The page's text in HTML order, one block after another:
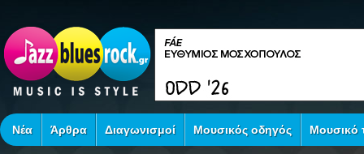
Νέα Άρθρα Διαγωνισμοί Μουσικός οδηγός Μουσικό